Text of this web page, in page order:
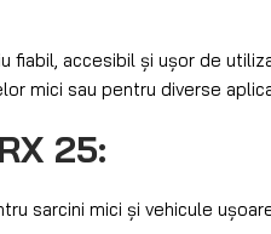
fiabil, accesibil și ușor de
mici sau pentru diverse
25:
sarcini mici și vehicule